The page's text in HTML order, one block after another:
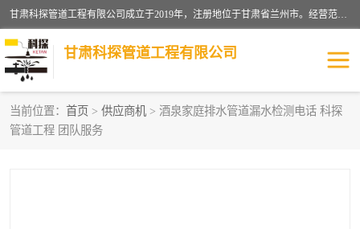
甘肃科探管道工程有限公司成立于2019年，注册地位于甘肃省兰州市。经营范围包括管道安装、清洗、疏通、维修、检测，防水工程，工程钻孔，化粪池清理，暖气安装，给排水管道安装维修，室内外管道如消防、供水、供热管道漏水检测定位，室内外防水堵漏等。
甘肃科探管道工程有限公司
当前位置： 首页 > 供应商机 > 酒泉家庭排水管道漏水检测电话 科探
管道工程 团队服务
管道安装维修